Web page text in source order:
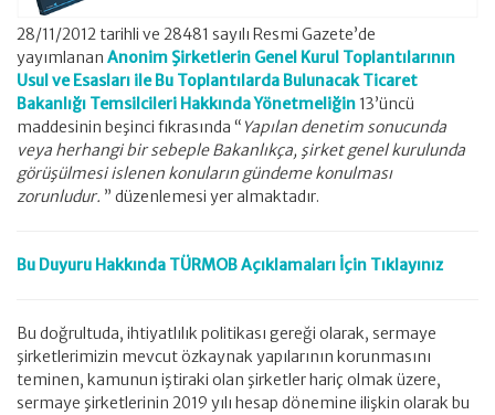
28/11/2012 tarihli ve 28481 sayılı Resmi Gazete’de
yayımlanan Anonim Şirketlerin Genel Kurul Toplantılarının
Usul ve Esasları ile Bu Toplantılarda Bulunacak Ticaret
Bakanlığı Temsilcileri Hakkında Yönetmeliğin 13’üncü
maddesinin beşinci fıkrasında “ Yapılan denetim sonucunda
veya herhangi bir sebeple Bakanlıkça, şirket genel kurulunda
görüşülmesi islenen konuların gündeme konulması
zorunludur. ” düzenlemesi yer almaktadır.
Bu Duyuru Hakkında TÜRMOB Açıklamaları İçin Tıklayınız
Bu doğrultuda, ihtiyatlılık politikası gereği olarak, sermaye
şirketlerimizin mevcut özkaynak yapılarının korunmasını
teminen, kamunun iştiraki olan şirketler hariç olmak üzere,
sermaye şirketlerinin 2019 yılı hesap dönemine ilişkin olarak bu